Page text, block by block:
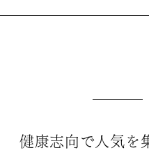
健康志向で人気を